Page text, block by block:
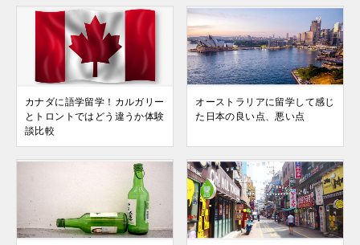
カナダに語学留学！カルガリー
とトロントではどう違うか体験
談比較
オーストラリアに留学して感じ
た日本の良い点、悪い点